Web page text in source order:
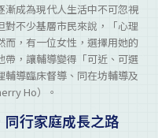
成為現代人生活中不可忽視
不少基層市民來說，「心理
，有一位女性，選擇用她的
，讓輔導變得「可近、可選
導臨床督導、同在坊輔導及
Ho）。
行家庭成長之路